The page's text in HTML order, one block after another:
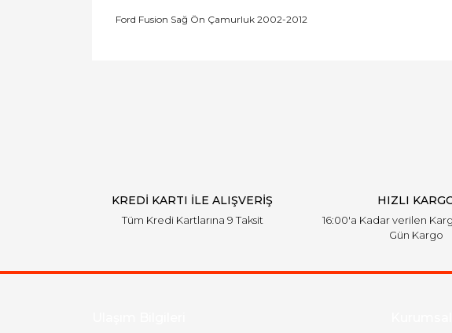
Ford Fusion Sağ Ön Çamurluk 2002-2012
KREDİ KARTI İLE ALIŞVERİŞ
Tüm Kredi Kartlarına 9 Taksit
HIZLI
16:00'a Kadar verilen
Gün Kargo